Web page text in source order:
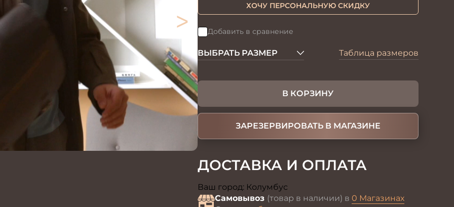
> ХОЧУ ПЕРСОНАЛЬНУЮ СКИДКУ
Добавить в сравнение
ВЫБРАТЬ РАЗМЕР Таблица размеров
В КОРЗИНУ
ЗАРЕЗЕРВИРОВАТЬ В МАГАЗИНЕ
ДОСТАВКА И ОПЛАТА
Ваш город: Колумбус
Самовывоз (товар в наличии) в 0 Магазинах